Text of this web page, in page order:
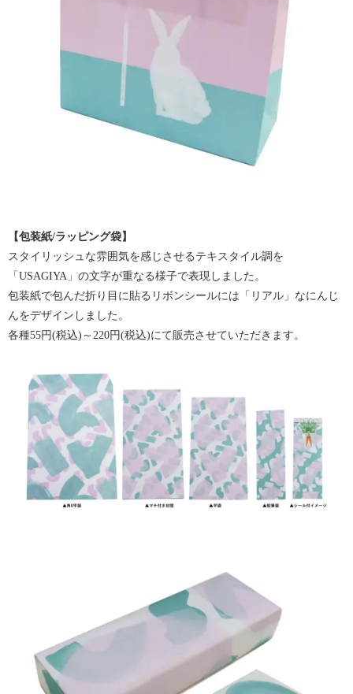
【包装紙/ラッピング袋】
スタイリッシュな雰囲気を感じさせるテキスタイル調を
「USAGIYA」の文字が重なる様子で表現しました。
包装紙で包んだ折り目に貼るリボンシールには「リアル」なにんじ
んをデザインしました。
各種55円(税込)～220円(税込)にて販売させていただきます。